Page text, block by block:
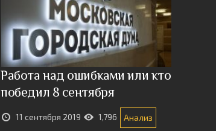
Работа над ошибками или кто
победил 8 сентября
11 сентября 2019 1,796 Анализ